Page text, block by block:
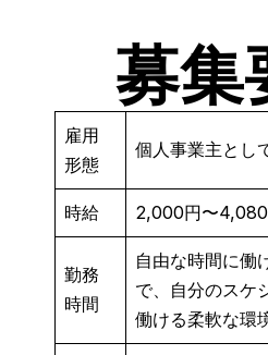
募集
雇用
形態
個人事業主とし
時給 2,000円〜
勤務
時間
自由な時間に働
で、自分のスケ
働ける柔軟な環